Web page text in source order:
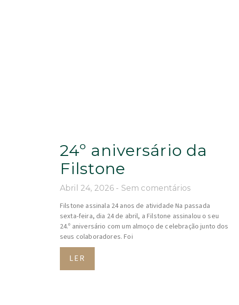
24º aniversário da
Filstone
Abril 24, 2026 Sem comentários
Filstone assinala 24 anos de atividade Na passada
sexta-feira, dia 24 de abril, a Filstone assinalou o seu
24.º aniversário com um almoço de celebração junto dos
seus colaboradores. Foi
LER